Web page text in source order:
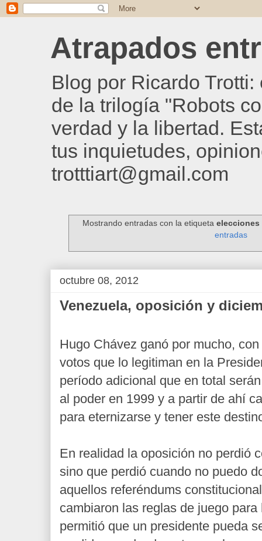
Atrapados
Blog por Ricardo
de la trilogía "Robots
verdad y la libertad.
tus inquietudes,
trotttiart@gmail.com
Mostrando entradas con la etiqueta
entradas
octubre 08, 2012
Venezuela, oposición y
Hugo Chávez ganó por mucho,
votos que lo legitiman en la
período adicional que en total
al poder en 1999 y a partir de ahí
para eternizarse y tener este
En realidad la oposición no perdió
sino que perdió cuando no puedo
aquellos referéndums
cambiaron las reglas de juego
permitió que un presidente pueda